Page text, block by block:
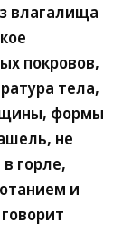
влагалища
покровов,
тела,
формы
не
горле,
и